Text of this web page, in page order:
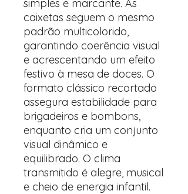
simples e marcante. As
caixetas seguem o mesmo
padrão multicolorido,
garantindo coerência visual
e acrescentando um efeito
festivo à mesa de doces. O
formato clássico recortado
assegura estabilidade para
brigadeiros e bombons,
enquanto cria um conjunto
visual dinâmico e
equilibrado. O clima
transmitido é alegre, musical
e cheio de energia infantil.